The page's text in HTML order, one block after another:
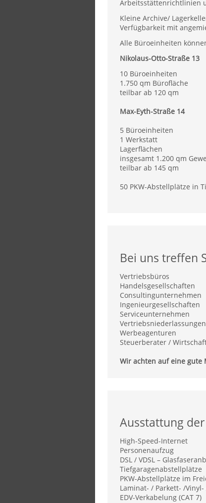
Arbeitsstättenrichtlinien
Kleine Archive/
Verfügbarkeit mit
Alle Büroeinheiten
Nikolaus-Otto-Straße 13
10 Büroeinheiten
1.750 qm Bürofläche
teilbar ab 120 qm
Max-Eyth-Straße 14
5 Büroeinheiten
1 Werkstatt
Lagerflächen
insgesamt 1.200 qm
teilbar ab 145 qm
50 PKW-Abstellplätze in
Bei uns treffen
Vertriebsbüros
Handelsgesellschaften
Consultingunternehmen
Ingenieurgesellschaften
Serviceunternehmen
Vertriebsniederlassungen
Werbeagenturen
Steuerberater /
Wir achten auf eine gute
Ausstattung
High-Speed-Internet
Personenaufzug
DSL / VDSL –
Tiefgaragenabstellplätze
PKW-Abstellplätze im
Laminat- / Parkett- /
EDV-Verkabelung (CAT 7)